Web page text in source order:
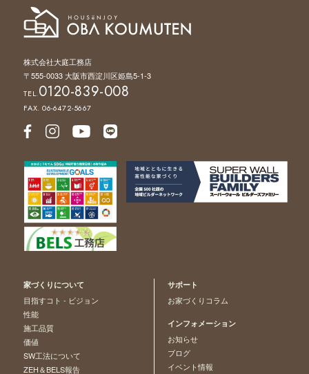
株式会社大庭工務店
〒555-0033 大阪市西淀川区姫島5-1-3
TEL.0120-839-008
FAX. 06-6472-5667
家づくりについて
目指すコト - ビジョン
性能
施工品質
価値
SW工法について
ZEH＆BELS報告
サポート
お家づくりコラム
インフォメーション
お知らせ
ブログ
イベント情報